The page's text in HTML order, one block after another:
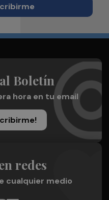
Boletín
hora en tu email
redes
cualquier medio